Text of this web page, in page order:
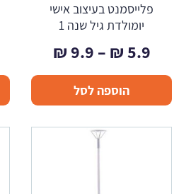
פלייסמנט בעיצוב אישי
יומולדת גיל שנה 1
5.9
₪
–
9.9
₪
מחירים:
הוספה לסל